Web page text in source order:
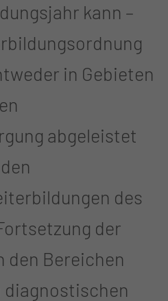
kann –
in Gebieten
abgeleistet
des
der
den Bereichen
diagnostischen